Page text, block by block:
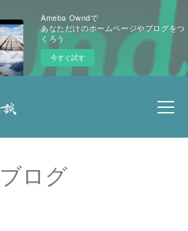
Ameba Owndで
あなただけのホームページやブログをつ
くろう
今すぐ試す
ブログ